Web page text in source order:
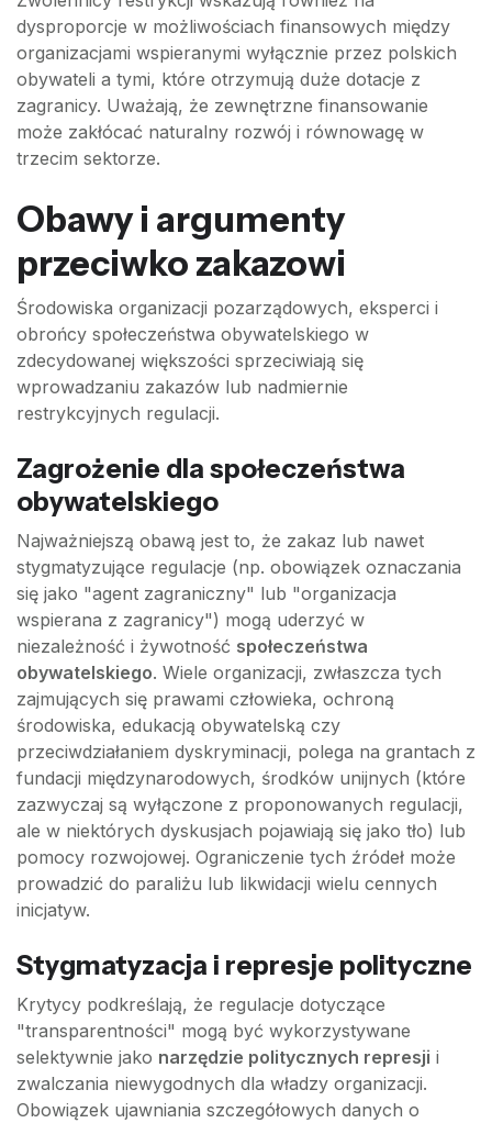
dysproporcje w możliwościach finansowych między
organizacjami wspieranymi wyłącznie przez polskich
obywateli a tymi, które otrzymują duże dotacje z
zagranicy. Uważają, że zewnętrzne finansowanie
może zakłócać naturalny rozwój i równowagę w
trzecim sektorze.
Obawy i argumenty
przeciwko zakazowi
Środowiska organizacji pozarządowych, eksperci i
obrońcy społeczeństwa obywatelskiego w
zdecydowanej większości sprzeciwiają się
wprowadzaniu zakazów lub nadmiernie
restrykcyjnych regulacji.
Zagrożenie dla społeczeństwa
obywatelskiego
Najważniejszą obawą jest to, że zakaz lub nawet
stygmatyzujące regulacje (np. obowiązek oznaczania
się jako "agent zagraniczny" lub "organizacja
wspierana z zagranicy") mogą uderzyć w
niezależność i żywotność społeczeństwa
obywatelskiego. Wiele organizacji, zwłaszcza tych
zajmujących się prawami człowieka, ochroną
środowiska, edukacją obywatelską czy
przeciwdziałaniem dyskryminacji, polega na grantach z
fundacji międzynarodowych, środków unijnych (które
zazwyczaj są wyłączone z proponowanych regulacji,
ale w niektórych dyskusjach pojawiają się jako tło) lub
pomocy rozwojowej. Ograniczenie tych źródeł może
prowadzić do paraliżu lub likwidacji wielu cennych
inicjatyw.
Stygmatyzacja i represje polityczne
Krytycy podkreślają, że regulacje dotyczące
"transparentności" mogą być wykorzystywane
selektywnie jako narzędzie politycznych represji i
zwalczania niewygodnych dla władzy organizacji.
Obowiązek ujawniania szczegółowych danych o